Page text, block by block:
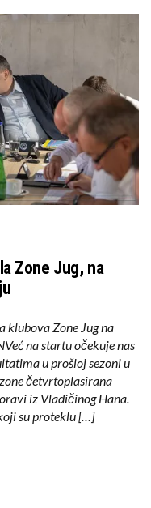
Zone Jug, na
klubova Zone Jug na
na startu očekuje nas
u prošloj sezoni u
četvrtoplasirana
iz Vladičinog Hana.
su proteklu […]